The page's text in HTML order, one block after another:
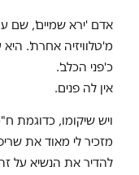
אדם 'ירא שמיים', שם
מ'טלוויזיה אחרת'. היא
כ'פני הכלב'.
אין לה פנים.
ויש שיקומו, כדוגמת
מזכיר לי מאוד את
להדיר את הנשיא על